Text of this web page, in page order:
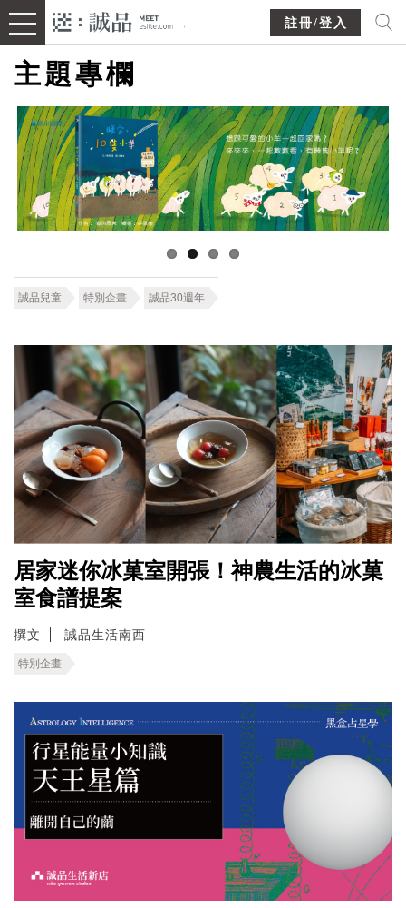
註冊/登入
主題專欄
誠品兒童 特別企畫 誠品30週年
居家迷你冰菓室開張！神農生活的冰菓
室食譜提案
撰文 誠品生活南西
特別企畫